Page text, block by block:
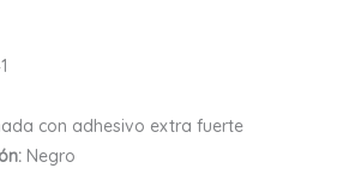
con adhesivo extra fuerte
Negro